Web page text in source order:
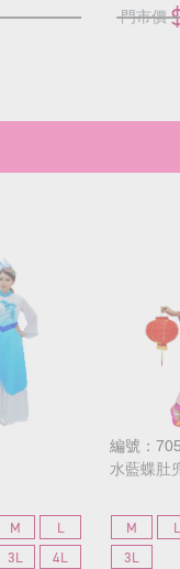
門市價
M
L
3L 4L
編號：
水藍蝶肚
M L
3L